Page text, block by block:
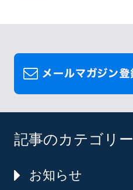
記事のカテゴリー
お知らせ